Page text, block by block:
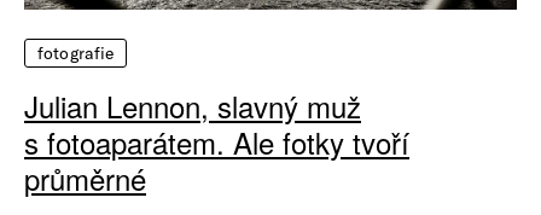
fotografie
Julian Lennon, slavný muž
s fotoaparátem. Ale fotky tvoří
průměrné